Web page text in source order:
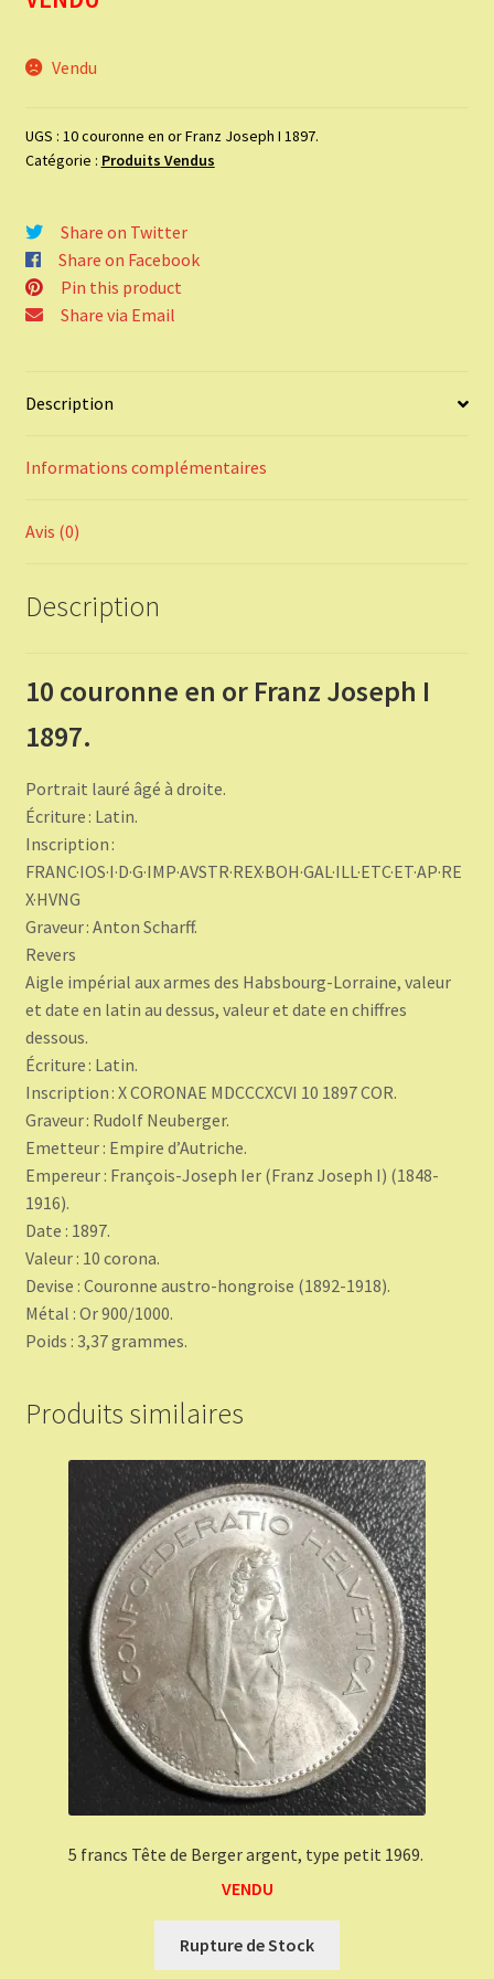
Vendu
UGS : 10 couronne en or Franz Joseph I 1897.
Catégorie : Produits Vendus
Share on Twitter
Share on Facebook
Pin this product
Share via Email
Description
Informations complémentaires
Avis (0)
Description
10 couronne en or Franz Joseph I
1897.
Portrait lauré âgé à droite.
Écriture : Latin.
Inscription :
FRANC·IOS·I·D·G·IMP·AVSTR·REX·BOH·GAL·ILL·ETC·ET·AP·RE
X·HVNG
Graveur : Anton Scharff.
Revers
Aigle impérial aux armes des Habsbourg-Lorraine, valeur
et date en latin au dessus, valeur et date en chiffres
dessous.
Écriture : Latin.
Inscription : X CORONAE MDCCCXCVI 10 1897 COR.
Graveur : Rudolf Neuberger.
Emetteur : Empire d’Autriche.
Empereur : François-Joseph Ier (Franz Joseph I) (1848-
1916).
Date : 1897.
Valeur : 10 corona.
Devise : Couronne austro-hongroise (1892-1918).
Métal : Or 900/1000.
Poids : 3,37 grammes.
Produits similaires
5 francs Tête de Berger argent, type petit 1969.
VENDU
Rupture de Stock